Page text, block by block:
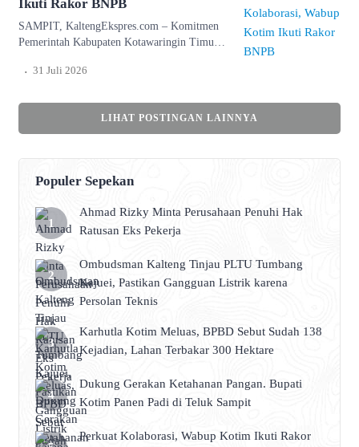
tua. “Saya menyambut baik kegiatan MPLS
ini, untuk memberikan pemahaman yang baik
Ikuti Rakor BNPB
SAMPIT, KaltengEkspres.com – Komitmen
Pemerintah Kabupaten Kotawaringin Timur
menghadapi bencana terus diwujudkan
pemerintah provinsi. Salah satunya dengan
menghadiri Rapat Koordinasi (Rakor) Badan
Lantai II Kantor Gubernur Kalimantan
. 31 Juli 2026
LIHAT POSTINGAN LAINNYA
Populer Sepekan
Ahmad Rizky Minta Perusahaan Penuhi Hak
Ratusan Eks Pekerja
Ombudsman Kalteng Tinjau PLTU Tumbang
Kajuei, Pastikan Gangguan Listrik karena
Persolan Teknis
Karhutla Kotim Meluas, BPBD Sebut Sudah 138
Kejadian, Lahan Terbakar 300 Hektare
Dukung Gerakan Ketahanan Pangan. Bupati
Kotim Panen Padi di Teluk Sampit
Perkuat Kolaborasi, Wabup Kotim Ikuti Rakor